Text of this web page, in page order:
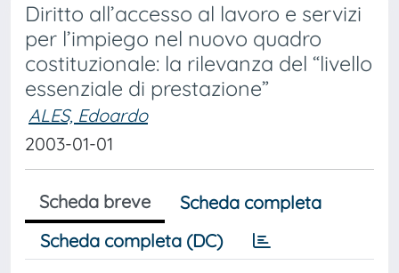
Diritto all’accesso al lavoro e servizi
per l’impiego nel nuovo quadro
costituzionale: la rilevanza del “livello
essenziale di prestazione”
ALES, Edoardo
2003-01-01
Scheda breve
Scheda completa
Scheda completa (DC)